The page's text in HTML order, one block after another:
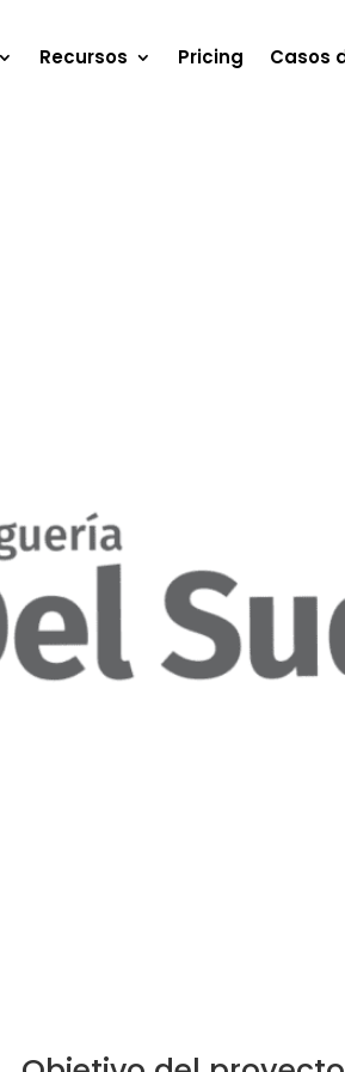
Recursos Pricing Casos